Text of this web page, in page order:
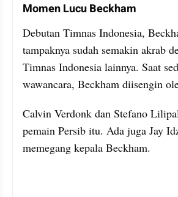
Momen Lucu Beckham
Debutan Timnas Indonesia,
tampaknya sudah semakin akrab
Timnas Indonesia lainnya. Saat
wawancara, Beckham diisengin
Calvin Verdonk dan Stefano
pemain Persib itu. Ada juga Jay
memegang kepala Beckham.